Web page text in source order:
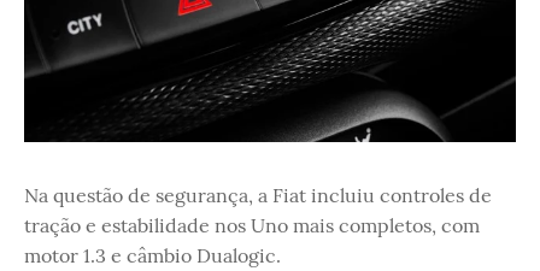
Na questão de segurança, a Fiat incluiu controles de
tração e estabilidade nos Uno mais completos, com
motor 1.3 e câmbio Dualogic.